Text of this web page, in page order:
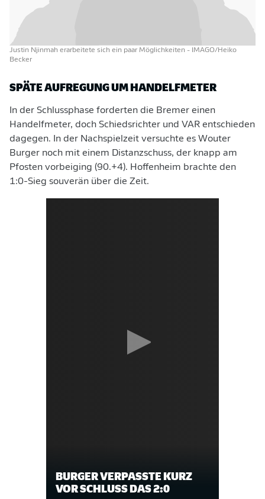
Justin Njinmah erarbeitete sich ein paar Möglichkeiten - IMAGO/Heiko
Becker
SPÄTE AUFREGUNG UM HANDELFMETER
In der Schlussphase forderten die Bremer einen
Handelfmeter, doch Schiedsrichter und VAR entschieden
dagegen. In der Nachspielzeit versuchte es Wouter
Burger noch mit einem Distanzschuss, der knapp am
Pfosten vorbeiging (90.+4). Hoffenheim brachte den
1:0-Sieg souverän über die Zeit.
BURGER VERPASSTE KURZ
VOR SCHLUSS DAS 2:0